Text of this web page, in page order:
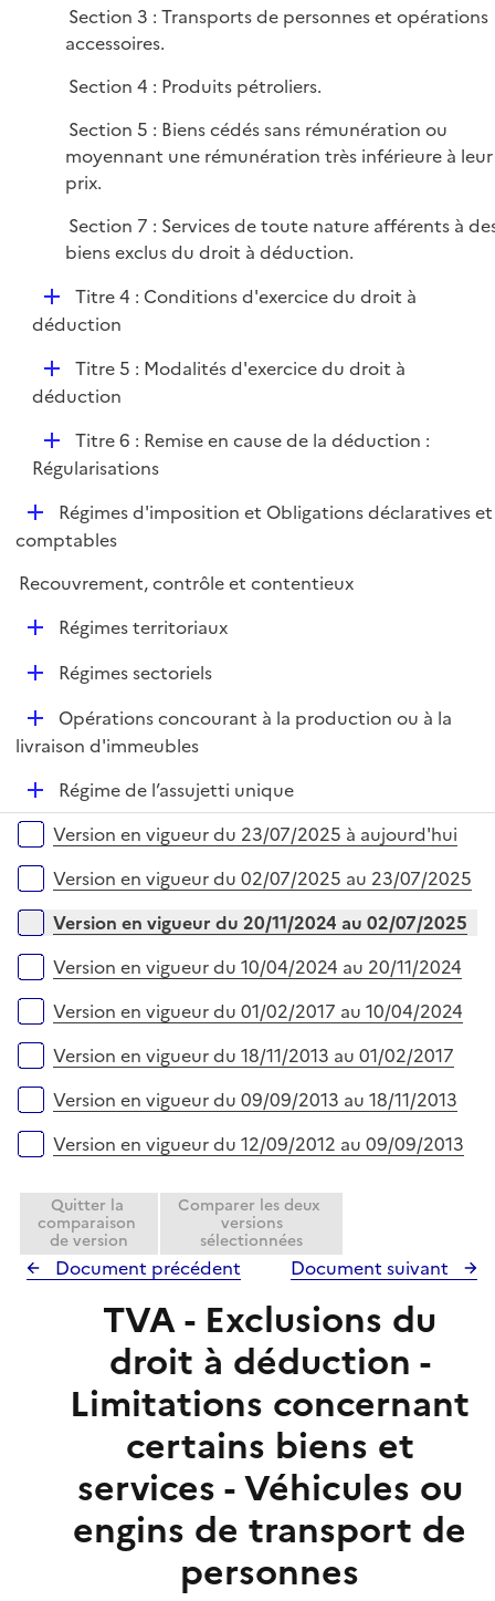
Section 3 : Transports de personnes et opérations
accessoires.
Section 4 : Produits pétroliers.
Section 5 : Biens cédés sans rémunération ou
moyennant une rémunération très inférieure à leur
prix.
Section 7 : Services de toute nature afférents à
biens exclus du droit à déduction.
D
é
i
Titre 4 : Conditions d'exercice du droit à
déduction
D
é
i
e
r
Titre 5 : Modalités d'exercice du droit à
déduction
D
é
l
i
r
Titre 6 : Remise en cause de la déduction :
Régularisations
D
é
l
Régimes d'imposition et Obligations déclaratives et
comptables
Recouvrement, contrôle et contentieux
D
e
Régimes territoriaux
D
l
r
Régimes sectoriels
D
é
e
r
Opérations concourant à la production ou à la
livraison d'immeubles
D
é
p
e
Régime de l’assujetti unique
Versions sur la période
Version en vigueur du 23/07/2025 à aujourd'hui
Version en vigueur du 02/07/2025 au 23/07/2025
Version en vigueur du 20/11/2024 au 02/07/2025
Version en vigueur du 10/04/2024 au 20/11/2024
Version en vigueur du 01/02/2017 au 10/04/2024
Version en vigueur du 18/11/2013 au 01/02/2017
Version en vigueur du 09/09/2013 au 18/11/2013
Version en vigueur du 12/09/2012 au 09/09/2013
Quitter la
comparaison
de version
Comparer les deux
versions
sélectionnées
Document précédent Document suivant
TVA - Exclusions du
droit à déduction -
Limitations concernant
certains biens et
services - Véhicules ou
engins de transport de
personnes